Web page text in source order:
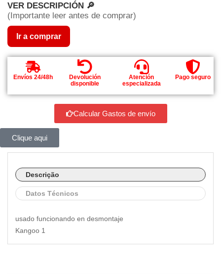
VER DESCRIPCIÓN 🔎
(Importante leer antes de comprar)
Ir a comprar
Envíos 24/48h
Devolución
disponible
Atención
especializada
Pago seguro
Calcular Gastos de envío
Clique aqui
Descrição
Datos Técnicos
usado funcionando en desmontaje
Kangoo 1